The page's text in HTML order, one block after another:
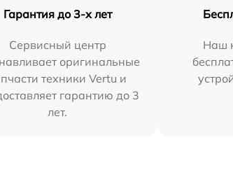
Гарантия до 3-х лет
Сервисный центр
оригинальные
техники Vertu и
гарантию до 3
лет.
Наш